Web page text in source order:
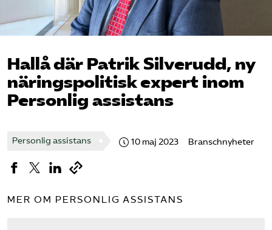
Om oss
Kontakt
Privat Vårdfakta
Bli medlem
Hallå där Patrik Silverudd, ny
näringspolitisk expert inom
Personlig assistans
Personlig assistans 10 maj 2023 Branschnyheter
MER OM PERSONLIG ASSISTANS